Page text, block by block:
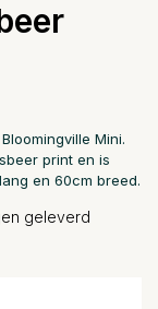
Mini.
print en is
en 60cm breed.
geleverd